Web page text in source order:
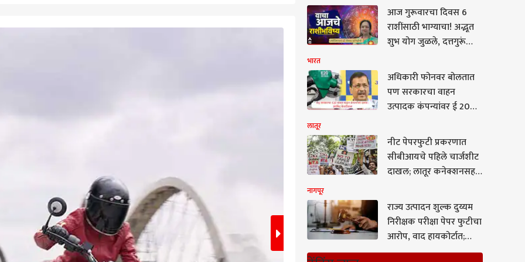
2/5
आज गुरूवारचा दिवस 6
राशींसाठी भाग्याचा! अद्भूत
शुभ योग जुळले, दत्तगुरूंच्या
आजचे राशीभविष्य वाचा...
भारत
अधिकारी फोनवर बोलतात
पण सरकारचा वाहन
उत्पादक कंपन्यांवर ई 20
केजरीवाल
लातूर
नीट पेपरफुटी प्रकरणात
सीबीआयचे पहिले चार्जशीट
दाखल; लातूर कनेक्शनसह
नागपूर
राज्य उत्पादन शुल्क दुय्यम
निरीक्षक परीक्षा पेपर फुटीचा
आरोप, वाद हायकोर्टात;
एमपीएससीला उत्तर सादर